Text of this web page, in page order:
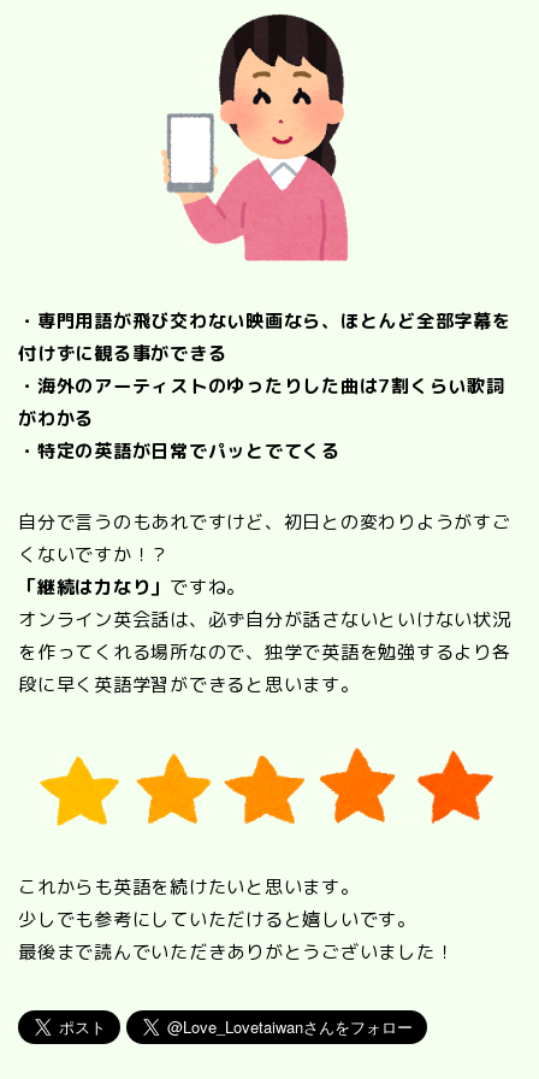
・専門用語が飛び交わない映画なら、ほとんど全部字幕を
付けずに観る事ができる
・海外のアーティストのゆったりした曲は7割くらい歌詞
がわかる
・特定の英語が日常でパッとでてくる
自分で言うのもあれですけど、初日との変わりようがすご
くないですか！？
「継続は力なり」 ですね。
オンライン英会話は、必ず自分が話さないといけない状況
を作ってくれる場所なので、独学で英語を勉強するより各
段に早く英語学習ができると思います。
これからも英語を続けたいと思います。
少しでも参考にしていただけると嬉しいです。
最後まで読んでいただきありがとうございました！